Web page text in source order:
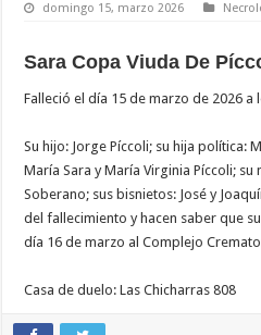
domingo 15, marzo 2026
Sara Copa Viuda De
Falleció el día 15 de marzo de 2026 a
Su hijo: Jorge Píccoli; su hija política:
María Sara y María Virginia Píccoli; su
Soberano; sus bisnietos: José y
del fallecimiento y hacen saber que
día 16 de marzo al Complejo
Casa de duelo: Las Chicharras 808